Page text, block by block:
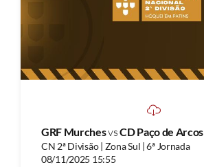
GRF MurchesvsCD Paço de Arcos
CN 2ª Divisão | Zona Sul | 6ª Jornada
08/11/2025 15:55